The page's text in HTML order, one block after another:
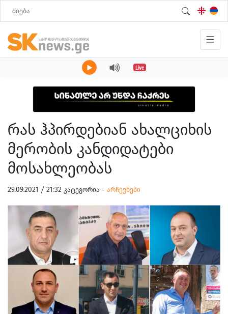
Live
რას ჰპირდებიან ახალციხის
მერობის კანდიდატები
მოსახლეობას
29.09.2021 / 21:32 კატეგორია - არჩევნები